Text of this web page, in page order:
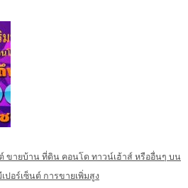
ขายบ้าน ที่ดิน คอนโด ทาวน์เฮ้าส์ หรืออื่นๆ บน
ปอร์เซ็นต์ การขายเพิ่มสูง